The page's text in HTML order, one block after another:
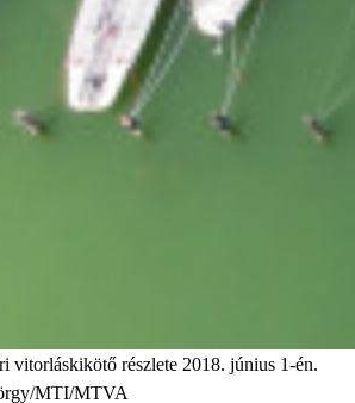
vitorláskikötő részlete 2018. június 1-én.
MTI/MTVA